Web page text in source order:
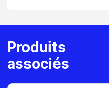
Produits
associés